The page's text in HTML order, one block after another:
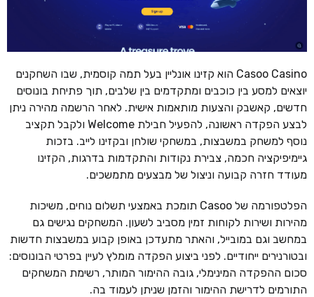
Casoo Casino הוא קזינו אונליין בעל תמה קוסמית, שבו השחקנים
יוצאים למסע בין כוכבים ומתקדמים בין שלבים, תוך פתיחת בונוסים
חדשים, קאשבק והצעות מותאמות אישית. לאחר הרשמה מהירה ניתן
לבצע הפקדה ראשונה, להפעיל חבילת Welcome ולקבל תקציב
נוסף למשחק במשבצות, במשחקי שולחן ובקזינו לייב. בזכות
גיימיפיקציה חכמה, צבירת נקודות והתקדמות בדרגות, הקזינו
מעודד חזרה קבועה וניצול של מבצעים מתמשכים.
הפלטפורמה של Casoo תומכת באמצעי תשלום נוחים, משיכות
מהירות ושירות לקוחות זמין מסביב לשעון. המשחקים נגישים גם
במחשב וגם במובייל, והאתר מתעדכן באופן קבוע במשבצות חדשות
ובטורנירים ייחודיים. לפני ביצוע הפקדה מומלץ לעיין בפרטי הבונוסים:
סכום ההפקדה המינימלי, גובה ההימור המותר, רשימת המשחקים
התורמים לדרישת ההימור והזמן שניתן לעמוד בה.